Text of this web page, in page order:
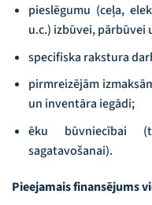
pieslēgumu (ceļa,
u.c.) izbūvei, pārbūvei
specifiska rakstura
pirmreizējām
un inventāra iegādi;
ēku būvniecībai
sagatavošanai).
Pieejamais finansējums